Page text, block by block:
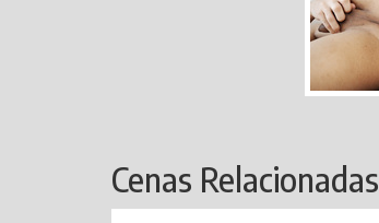
Cenas Relacionadas